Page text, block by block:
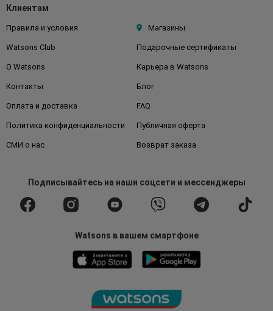
Клиентам
Правила и условия Магазины
Watsons Club Подарочные сертификаты
О Watsons Карьера в Watsons
Контакты Блог
Оплата и доставка FAQ
Политика конфиденциальности Публичная оферта
СМИ о нас Возврат заказа
Подписывайтесьна наши соцсети и мессенджеры
Watsons в вашем смартфоне